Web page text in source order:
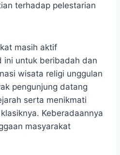
terhadap pelestarian
masih aktif
ini untuk beribadah dan
wisata religi unggulan
pengunjung datang
serta menikmati
Keberadaannya
masyarakat